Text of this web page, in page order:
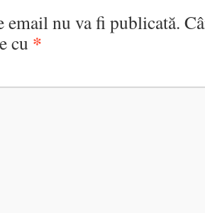
email nu va fi publicată.
cu *